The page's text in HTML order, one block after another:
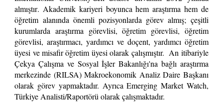
almıştır. Akademik kariyeri boyunca hem araştırma hem de
öğretim alanında önemli pozisyonlarda görev almış; çeşitli
kurumlarda araştırma görevlisi, öğretim görevlisi, öğretim
görevlisi, araştırmacı, yardımcı ve doçent, yardımcı öğretim
üyesi ve misafir öğretim üyesi olarak çalışmıştır. An itibariyle
Çekya Çalışma ve Sosyal İşler Bakanlığı'na bağlı araştırma
merkezinde (RILSA) Makroekonomik Analiz Daire Başkanı
olarak görev yapmaktadır. Ayrıca Emerging Market Watch,
Türkiye Analisti/Raportörü olarak çalışmaktadır.